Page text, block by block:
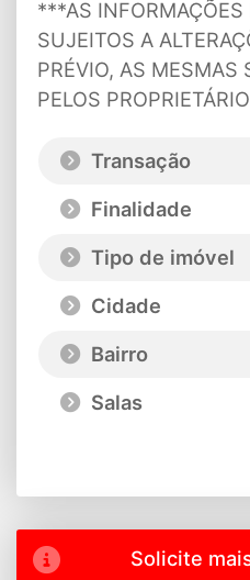
***AS INFORMAÇÕES
SUJEITOS A
PRÉVIO, AS MESMAS
PELOS
Transação
Finalidade
Tipo de imóvel
Cidade
Bairro
Salas
Solicite